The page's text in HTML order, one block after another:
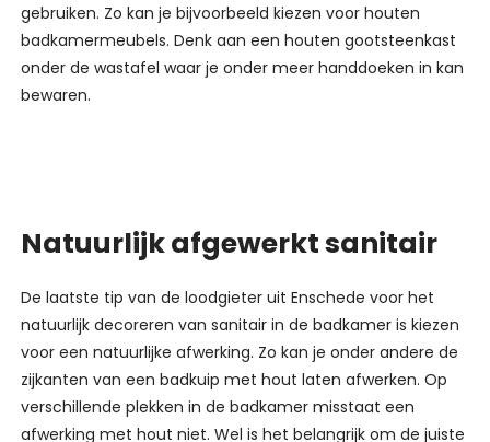
gebruiken. Zo kan je bijvoorbeeld kiezen voor houten
badkamermeubels. Denk aan een houten gootsteenkast
onder de wastafel waar je onder meer handdoeken in kan
bewaren.
Natuurlijk afgewerkt sanitair
De laatste tip van de loodgieter uit Enschede voor het
natuurlijk decoreren van sanitair in de badkamer is kiezen
voor een natuurlijke afwerking. Zo kan je onder andere de
zijkanten van een badkuip met hout laten afwerken. Op
verschillende plekken in de badkamer misstaat een
afwerking met hout niet. Wel is het belangrijk om de juiste